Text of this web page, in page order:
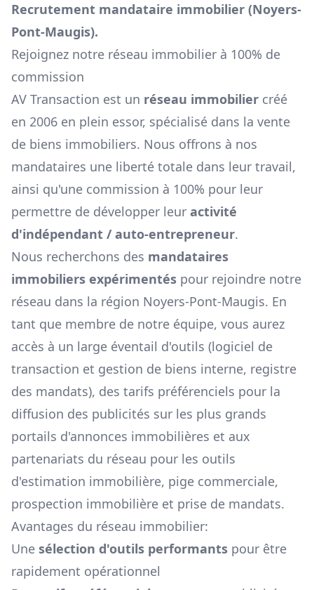
Recrutement mandataire immobilier (Noyers-
Pont-Maugis).
Rejoignez notre réseau immobilier à 100% de
commission
AV Transaction est un réseau immobilier créé
en 2006 en plein essor, spécialisé dans la vente
de biens immobiliers. Nous offrons à nos
mandataires une liberté totale dans leur travail,
ainsi qu'une commission à 100% pour leur
permettre de développer leur activité
d'indépendant / auto-entrepreneur.
Nous recherchons des mandataires
immobiliers expérimentés pour rejoindre notre
réseau dans la région Noyers-Pont-Maugis. En
tant que membre de notre équipe, vous aurez
accès à un large éventail d'outils (logiciel de
transaction et gestion de biens interne, registre
des mandats), des tarifs préférenciels pour la
diffusion des publicités sur les plus grands
portails d'annonces immobilières et aux
partenariats du réseau pour les outils
d'estimation immobilière, pige commerciale,
prospection immobilière et prise de mandats.
Avantages du réseau immobilier:
Une sélection d'outils performants pour être
rapidement opérationnel